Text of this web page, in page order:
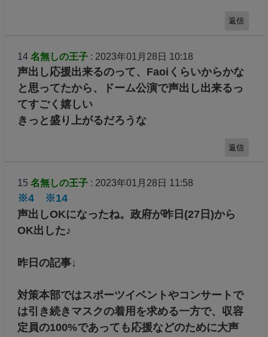
返信
14 名無しの王子: 2023年01月28日 10:18
声出し応援出来るのって、Faoiくらいからかな
と思ってたから、ドーム公演で声出し出来るっ
てすごく嬉しい
きっと盛り上がるだろうな
返信
15 名無しの王子: 2023年01月28日 11:58
※4
※14
声出しOKになったね。政府が昨日(27日)から
OK出した♪
昨日の記事↓
対策本部ではスポーツイベントやコンサートで
は引き続きマスクの着用を求める一方で、収容
定員の100%であっても応援などのために大声